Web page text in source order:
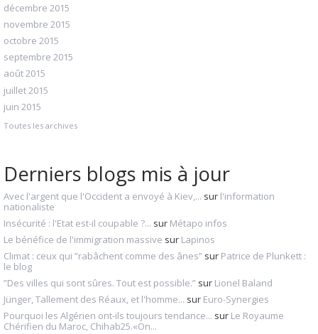
décembre 2015
novembre 2015
octobre 2015
septembre 2015
août 2015
juillet 2015
juin 2015
Toutes les archives
Derniers blogs mis à jour
Avec l'argent que l'Occident a envoyé à Kiev,... sur l'information
nationaliste
Insécurité : l'Etat est-il coupable ?... sur Métapo infos
Le bénéfice de l'immigration massive sur Lapinos
Climat : ceux qui ”rabâchent comme des ânes” sur Patrice de Plunkett :
le blog
”Des villes qui sont sûres. Tout est possible.” sur Lionel Baland
Jünger, Tallement des Réaux, et l'homme... sur Euro-Synergies
Pourquoi les Algérien ont-ils toujours tendance... sur Le Royaume
Chérifien du Maroc, Chihab25.«On...